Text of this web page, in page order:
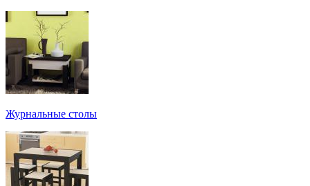
Журнальные столы